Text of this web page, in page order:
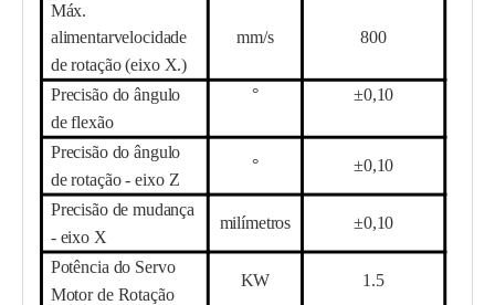
Máx.
alimentarvelocidade
de rotação (eixo X.)
mm/s 800
Precisão do ângulo
de flexão
° ±0,10
Precisão do ângulo
de rotação - eixo Z
° ±0,10
Precisão de mudança
- eixo X
milímetros ±0,10
Potência do Servo
Motor de Rotação
KW 1.5